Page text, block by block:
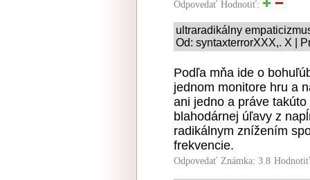
Odpovedať Hodnotiť:
ultraradikálny
Od: syntaxterrorXXX,. X |
Podľa mňa ide o
jednom monitore hru a
ani jedno a práve
blahodárnej úľavy z
radikálnym znížením
frekvencie.
Odpovedať Známka: 3.8